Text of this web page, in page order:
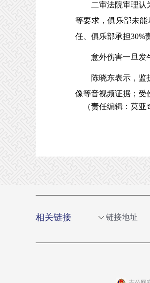
二审法院审理认为
等要求，俱乐部未
任、俱乐部承担30%
意外伤害一旦发生
陈晓东表示，监护
像等音视频证据；受
（责任编辑：莫亚
相关链接 链接地址